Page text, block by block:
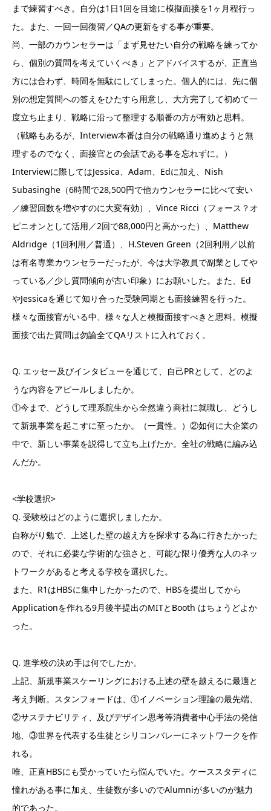
まで練習すべき。自分は1日1回を目途に模擬面接を1ヶ月程行っ
た。また、一回一回復習／QAの更新をする事が重要。
尚、一部のカウンセラーは「まず見せたい自分の戦略を練ってか
ら、個別の質問を考えていくべき」とアドバイスするが、正直当
方には合わず、時間を無駄にしてしまった。個人的には、先に個
別の想定質問への答えをひたすら用意し、大方完了して初めて一
度立ち止まり、戦略に沿って整理する順番の方が有効と思料。
（戦略もあるが、Interview本番は自分の戦略通り進めようと無
理するのでなく、面接官との会話である事を忘れずに。）
Interviewに際してはJessica、Adam、Edに加え、Nish
Subasinghe（6時間で28,500円で他カウンセラーに比べて安い
／練習回数を増やすのに大変有効）、Vince Ricci（フォース？オ
ピニオンとして活用／2回で88,000円と高かった）、Matthew
Aldridge（1回利用／普通）、H.Steven Green（2回利用／以前
は有名専業カウンセラーだったが、今は大学教員で副業としてや
っている／少し質問傾向が古い印象）にお願いした。また、Ed
やJessicaを通じて知り合った受験同期とも面接練習を行った。
様々な面接官がいる中、様々な人と模擬面接すべきと思料。模擬
面接で出た質問は勿論全てQAリストに入れておく。
Q. エッセー及びインタビューを通じて、自己PRとして、どのよ
うな内容をアピールしましたか。
①今まで、どうして理系院生から全然違う商社に就職し、どうし
て新規事業を起こすに至ったか。（一貫性。）②如何に大企業の
中で、新しい事業を説得して立ち上げたか。全社の戦略に編み込
んだか。
<学校選択>
Q. 受験校はどのように選択しましたか。
自称がり勉で、上述した壁の越え方を探求する為に行きたかった
ので、それに必要な学術的な強さと、可能な限り優秀な人のネッ
トワークがあると考える学校を選択した。
また、R1はHBSに集中したかったので、HBSを提出してから
Applicationを作れる9月後半提出のMITとBooth はちょうどよか
った。
Q. 進学校の決め手は何でしたか。
上記、新規事業スケーリングにおける上述の壁を越えるに最適と
考え判断。スタンフォードは、①イノベーション理論の最先端、
②サステナビリティ、及びデザイン思考等消費者中心手法の発信
地、③世界を代表する生徒とシリコンバレーにネットワークを作
れる。
唯、正直HBSにも受かっていたら悩んでいた。ケーススタディに
憧れがある事に加え、生徒数が多いのでAlumniが多いのが魅力
的であった。